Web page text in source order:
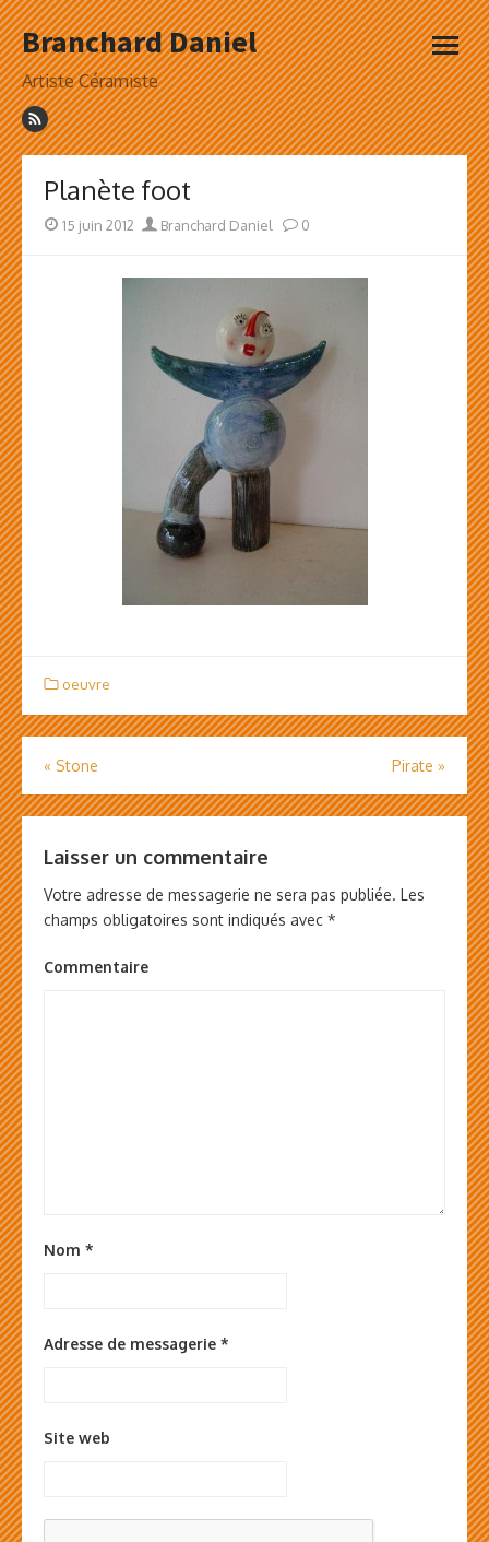
Skip
to
content
Branchard Daniel
Artiste Céramiste
open
menu
Planète foot
Posted
15 juin 2012 Author
Branchard Daniel 0
oeuvre
Navigation
de
l’article
« Stone Pirate »
Laisser un commentaire
Votre adresse de messagerie ne sera pas publiée. Les
champs obligatoires sont indiqués avec *
Commentaire
Nom *
Adresse de messagerie *
Site web